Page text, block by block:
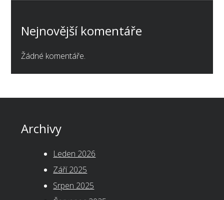
Nejnovější komentáře
Žádné komentáře.
Archivy
Leden 2026
Září 2025
Srpen 2025